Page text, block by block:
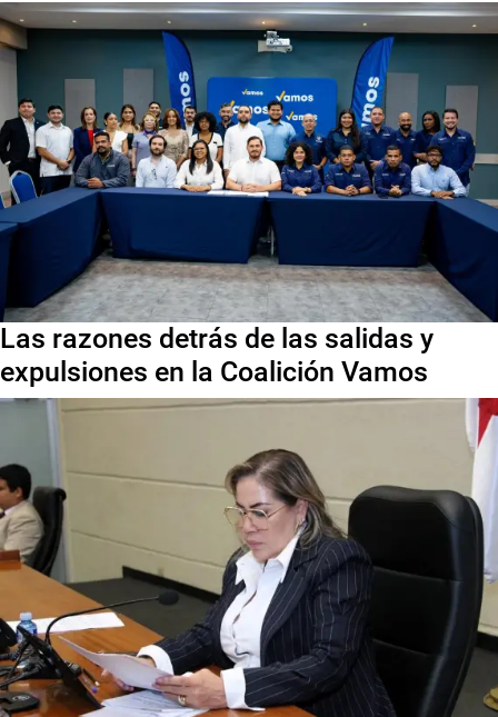
Las razones detrás de las salidas y
expulsiones en la Coalición Vamos